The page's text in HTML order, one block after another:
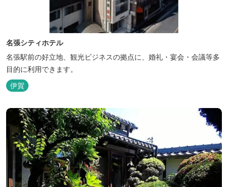
名張シティホテル
名張駅前の好立地、観光ビジネスの拠点に、婚礼・宴会・会議等多
目的に利用できます。
伊賀